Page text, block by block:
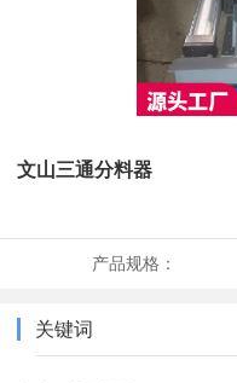
文山三通分料器
产品规格：
关键词